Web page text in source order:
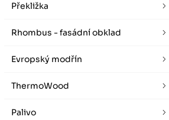
Překližka
Rhombus - fasádní obklad
Evropský modřín
ThermoWood
Palivo